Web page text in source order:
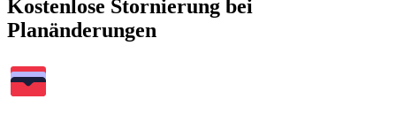
Kostenlose Stornierung bei
Planänderungen